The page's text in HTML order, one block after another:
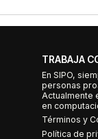
TRABAJA
En SIPO,
personas
Actualmente
en
Términos y
Política de